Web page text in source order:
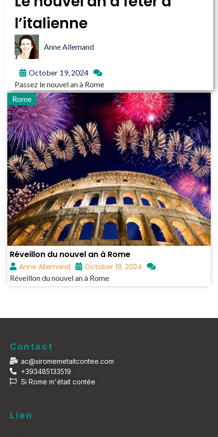
l’italienne
Anne Allemand
October 19, 2024
Passez le nouvel an à Rome
Rome
Réveillon du nouvel an à Rome
Anne Allemand October 19, 2024
Réveillon du nouvel an à Rome
Contact
ac@siromemetaitcontee.com
+393485133519
Si Rome m'était contée
Lien